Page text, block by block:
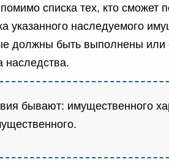
списка тех, кто сможет
указанного наследуемого
должны быть выполнены
наследства.
бывают: имущественного